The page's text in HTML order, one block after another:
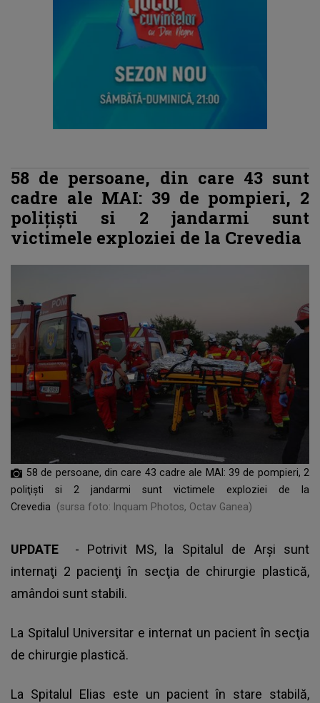
58 de persoane, din care 43 sunt
cadre ale MAI: 39 de pompieri, 2
poliţişti si 2 jandarmi sunt
victimele exploziei de la Crevedia
58 de persoane, din care 43 cadre ale MAI: 39 de pompieri, 2
poliţişti si 2 jandarmi sunt victimele exploziei de la
Crevedia (sursa foto: Inquam Photos, Octav Ganea)
UPDATE
- Potrivit MS, la Spitalul de Arşi sunt
internaţi 2 pacienţi în secţia de chirurgie plastică,
amândoi sunt stabili.
La Spitalul Universitar e internat un pacient în secţia
de chirurgie plastică.
La Spitalul Elias este un pacient în stare stabilă,